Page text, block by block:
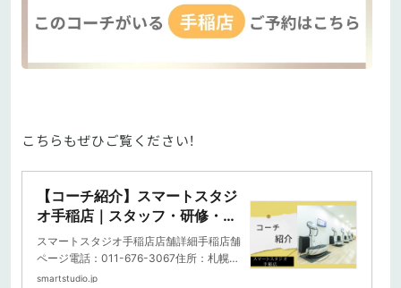
こちらもぜひご覧ください！
【コーチ紹介】スマートスタジ
オ手稲店｜スタッフ・研修・教
育｜コラム｜20分フィットネ
ス スマートスタジオ
スマートスタジオ手稲店店舗詳細手稲店舗
ページ電話：011-676-3067住所：札幌市
手稲区前田1条11丁目1-1 イオン札幌手稲
smartstudio.jp